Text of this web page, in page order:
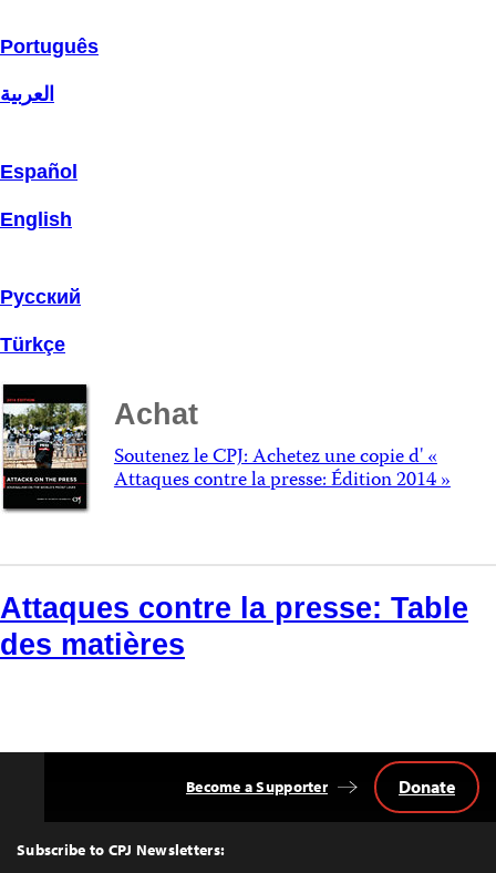
Português
العربية
Español
English
Русский
Türkçe
Achat
Soutenez le CPJ: Achetez une copie d' «
Attaques contre la presse: Édition 2014 »
Attaques contre la presse: Table
des matières
Top
Subscribe to CPJ Newsletters:
Become a Supporter Donate